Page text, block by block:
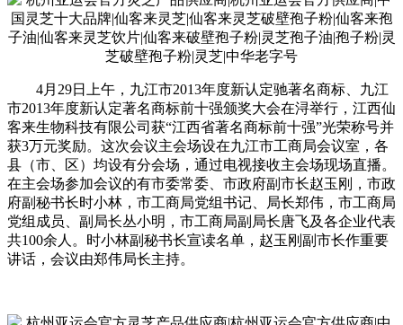
4月29日上午，九江市2013年度新认定驰著名商标、九江
市2013年度新认定著名商标前十强颁奖大会在浔举行，江西仙
客来生物科技有限公司获“江西省著名商标前十强”光荣称号并
获3万元奖励。这次会议主会场设在九江市工商局会议室，各
县（市、区）均设有分会场，通过电视接收主会场现场直播。
在主会场参加会议的有市委常委、市政府副市长赵玉刚，市政
府副秘书长时小林，市工商局党组书记、局长郑伟，市工商局
党组成员、副局长丛小明，市工商局副局长唐飞及各企业代表
共100余人。时小林副秘书长宣读名单，赵玉刚副市长作重要
讲话，会议由郑伟局长主持。